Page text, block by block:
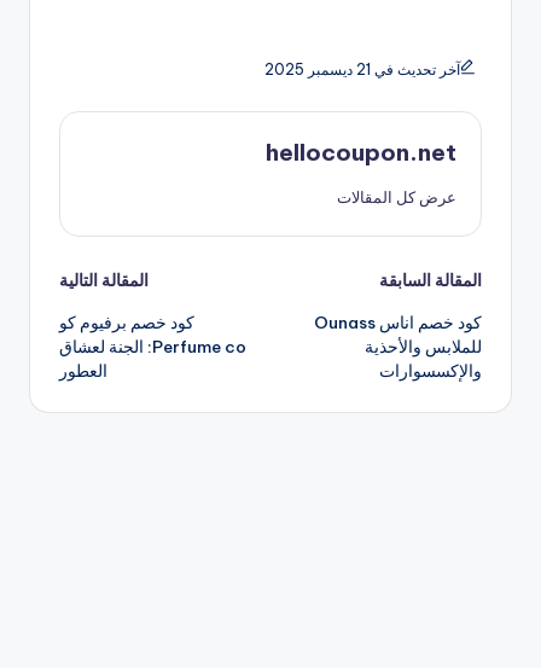
آخر تحديث في 21 ديسمبر 2025
hellocoupon.net
عرض كل المقالات
تصفّح
المقالات
المقالة السابقة
كود خصم اناس Ounass
للملابس والأحذية
والإكسسوارات
المقالة التالية
كود خصم برفيوم كو
Perfume co: الجنة لعشاق
العطور